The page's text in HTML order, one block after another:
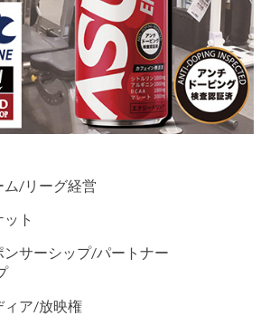
ム/リーグ経営
ト
ンサーシップ/パートナー
ィア/放映権